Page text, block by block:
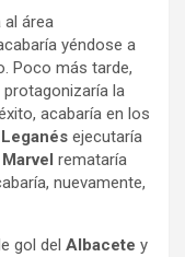
al área
yéndose a
Poco más tarde,
protagonizaría la
acabaría en los
Leganés ejecutaría
Marvel remataría
nuevamente,
gol del Albacete y